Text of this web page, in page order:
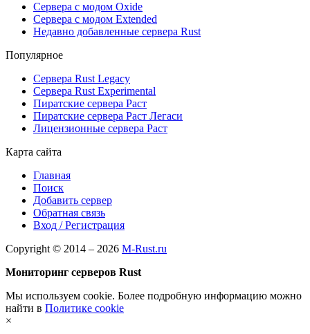
Сервера с модом Oxide
Сервера с модом Extended
Недавно добавленные сервера Rust
Популярное
Сервера Rust Legacy
Сервера Rust Experimental
Пиратские сервера Раст
Пиратские сервера Раст Легаси
Лицензионные сервера Раст
Карта сайта
Главная
Поиск
Добавить сервер
Обратная связь
Вход / Регистрация
Copyright © 2014 – 2026 M-Rust.ru
Мониторинг серверов Rust
Мы используем cookie. Более подробную информацию можно
найти в Политике cookie
×